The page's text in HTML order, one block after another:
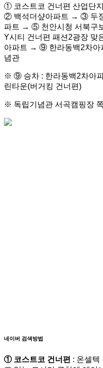
① 코스트코 건너편 산업단
② 백석더샾아파트 → ③ 두
파트 → ⑤ 천안시청 서북
Y시티 건너편 패션2광장
아파트 → ⑨ 한라동백2차아
념관
※ ⑨ 승차 : 한라동백2차아
린타운(버거킹 건너편)
※ 독립기념관 서곡캠핑장
네이버 검색방법
① 코스트코 건너편 : 온셀텍